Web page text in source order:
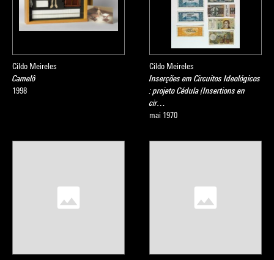
Cildo Meireles
Camelô
1998
Cildo Meireles
Inserções em Circuitos Ideológicos
: projeto Cédula (Insertions en
cir…
mai 1970